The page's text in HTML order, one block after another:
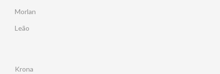
Morlan
Leão
Krona